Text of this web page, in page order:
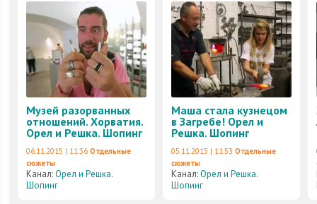
Музей разорванных
отношений. Хорватия.
Орел и Решка. Шопинг
06.11.2015 | 11:36 Отдельные
сюжеты
Канал:Орел и Решка.
Шопинг
Маша стала кузнецом
в Загребе! Орел и
Решка. Шопинг
05.11.2015 | 11:53 Отдельные
сюжеты
Канал:Орел и Решка.
Шопинг